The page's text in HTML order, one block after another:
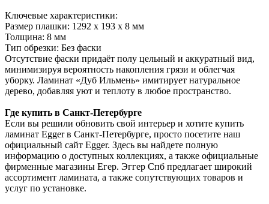
Ключевые характеристики:
Размер плашки: 1292 х 193 х 8 мм
Толщина: 8 мм
Тип обрезки: Без фаски
Отсутствие фаски придаёт полу цельный и аккуратный вид,
минимизируя вероятность накопления грязи и облегчая
уборку. Ламинат «Дуб Ильмень» имитирует натуральное
дерево, добавляя уют и теплоту в любое пространство.
Где купить в Санкт-Петербурге
Если вы решили обновить свой интерьер и хотите купить
ламинат Egger в Санкт-Петербурге, просто посетите наш
официальный сайт Egger. Здесь вы найдете полную
информацию о доступных коллекциях, а также официальные
фирменные магазины Егер. Эггер Спб предлагает широкий
ассортимент ламината, а также сопутствующих товаров и
услуг по установке.